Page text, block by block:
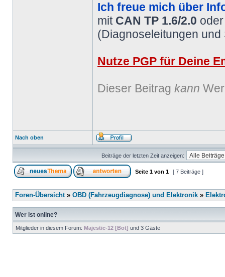
Ich freue mich über
mit CAN TP 1.6/2.0
(Diagnoseleitungen
Nutze PGP für Deine
Dieser Beitrag kann
Nach oben
Beiträge der letzten Zeit anzeigen:
Seite 1 von 1 [ 7 Beiträge ]
Foren-Übersicht» OBD (Fahrzeugdiagnose) und Elektronik »
Wer ist online?
Mitglieder in diesem Forum: Majestic-12 [Bot] und 3 Gäste